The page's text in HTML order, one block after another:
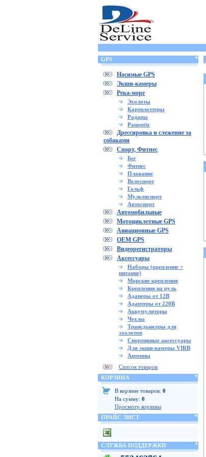
GPS
Носимые GPS
Экшн-камеры
Река-море
Эхолоты
Картплоттеры
Радары
Panoptix
Дрессировка и слежение за
собаками
Спорт, Фитнес
Бег
Фитнес
Плавание
Велоспорт
Гольф
Мультиспорт
Автоспорт
Автомобильные
Мотоциклетные GPS
Авиационные GPS
OEM GPS
Видеорегистраторы
Аксессуары
Наборы (крепление +
питание)
Морские крепления
Крепления на руль
Адаперы от 12В
Адаптеры от 220В
Аккумуляторы
Чехлы
Трансдьюсеры для
эхолотов
Спортивные аксессуары
Для экшн-камеры VIRB
Антенны
Список товаров
КОРЗИНА
В корзине товаров: 0
На сумму: 0
Просмотр корзины
ПРАЙС ЛИСТ
СЛУЖБА ПОДДЕРЖКИ